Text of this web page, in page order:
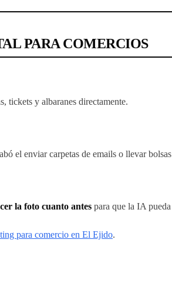
PARA COMERCIOS
tickets y albaranes directamente.
el enviar carpetas de emails o llevar
la foto cuanto antes para que la IA
para comercio en El Ejido.